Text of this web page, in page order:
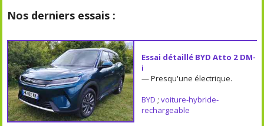
Nos derniers essais :
Essai détaillé BYD Atto 2 DM-
i
— Presqu'une électrique.
BYD ; voiture-hybride-
rechargeable